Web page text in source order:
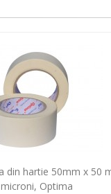
din hartie 50mm x 50
Optima